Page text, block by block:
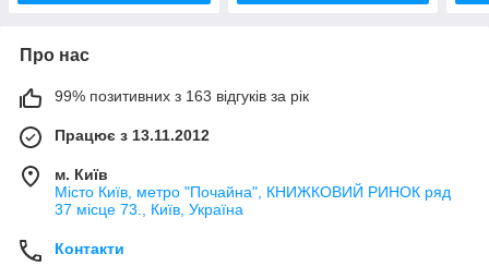
Про нас
99% позитивних з 163 відгуків за рік
Працює з 13.11.2012
м. Київ
Місто Київ, метро "Почайна", КНИЖКОВИЙ РИНОК ряд
37 місце 73., Київ, Україна
Контакти